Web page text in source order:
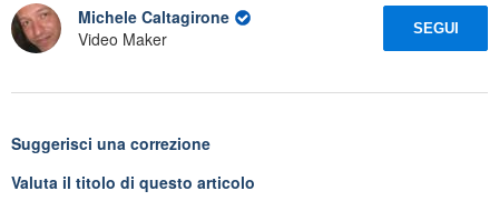
Michele Caltagirone
Video Maker
SEGUI
Suggerisci una correzione
Valuta il titolo di questo articolo